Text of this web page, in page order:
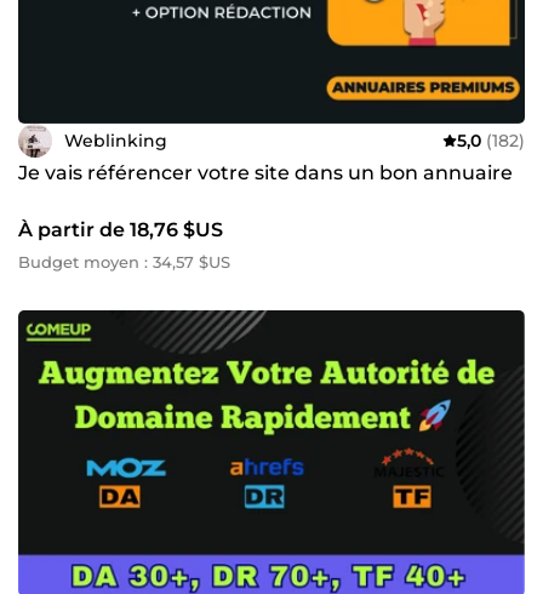
Weblinking 5,0 (182)
Je vais référencer votre site dans un bon annuaire
À partir de 18,76 $US
Budget moyen : 34,57 $US